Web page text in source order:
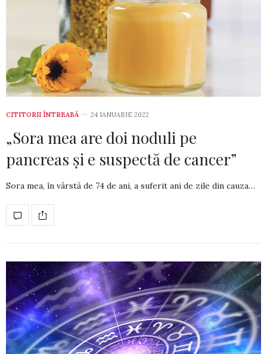
CITITORII ÎNTREABĂ 24 IANUARIE 2022
„Sora mea are doi noduli pe
pancreas și e suspectă de cancer”
Sora mea, în vârstă de 74 de ani, a suferit ani de zile din cauza…